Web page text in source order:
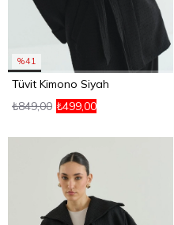
%41
Tüvit Kimono Siyah
₺499,00
₺849,00